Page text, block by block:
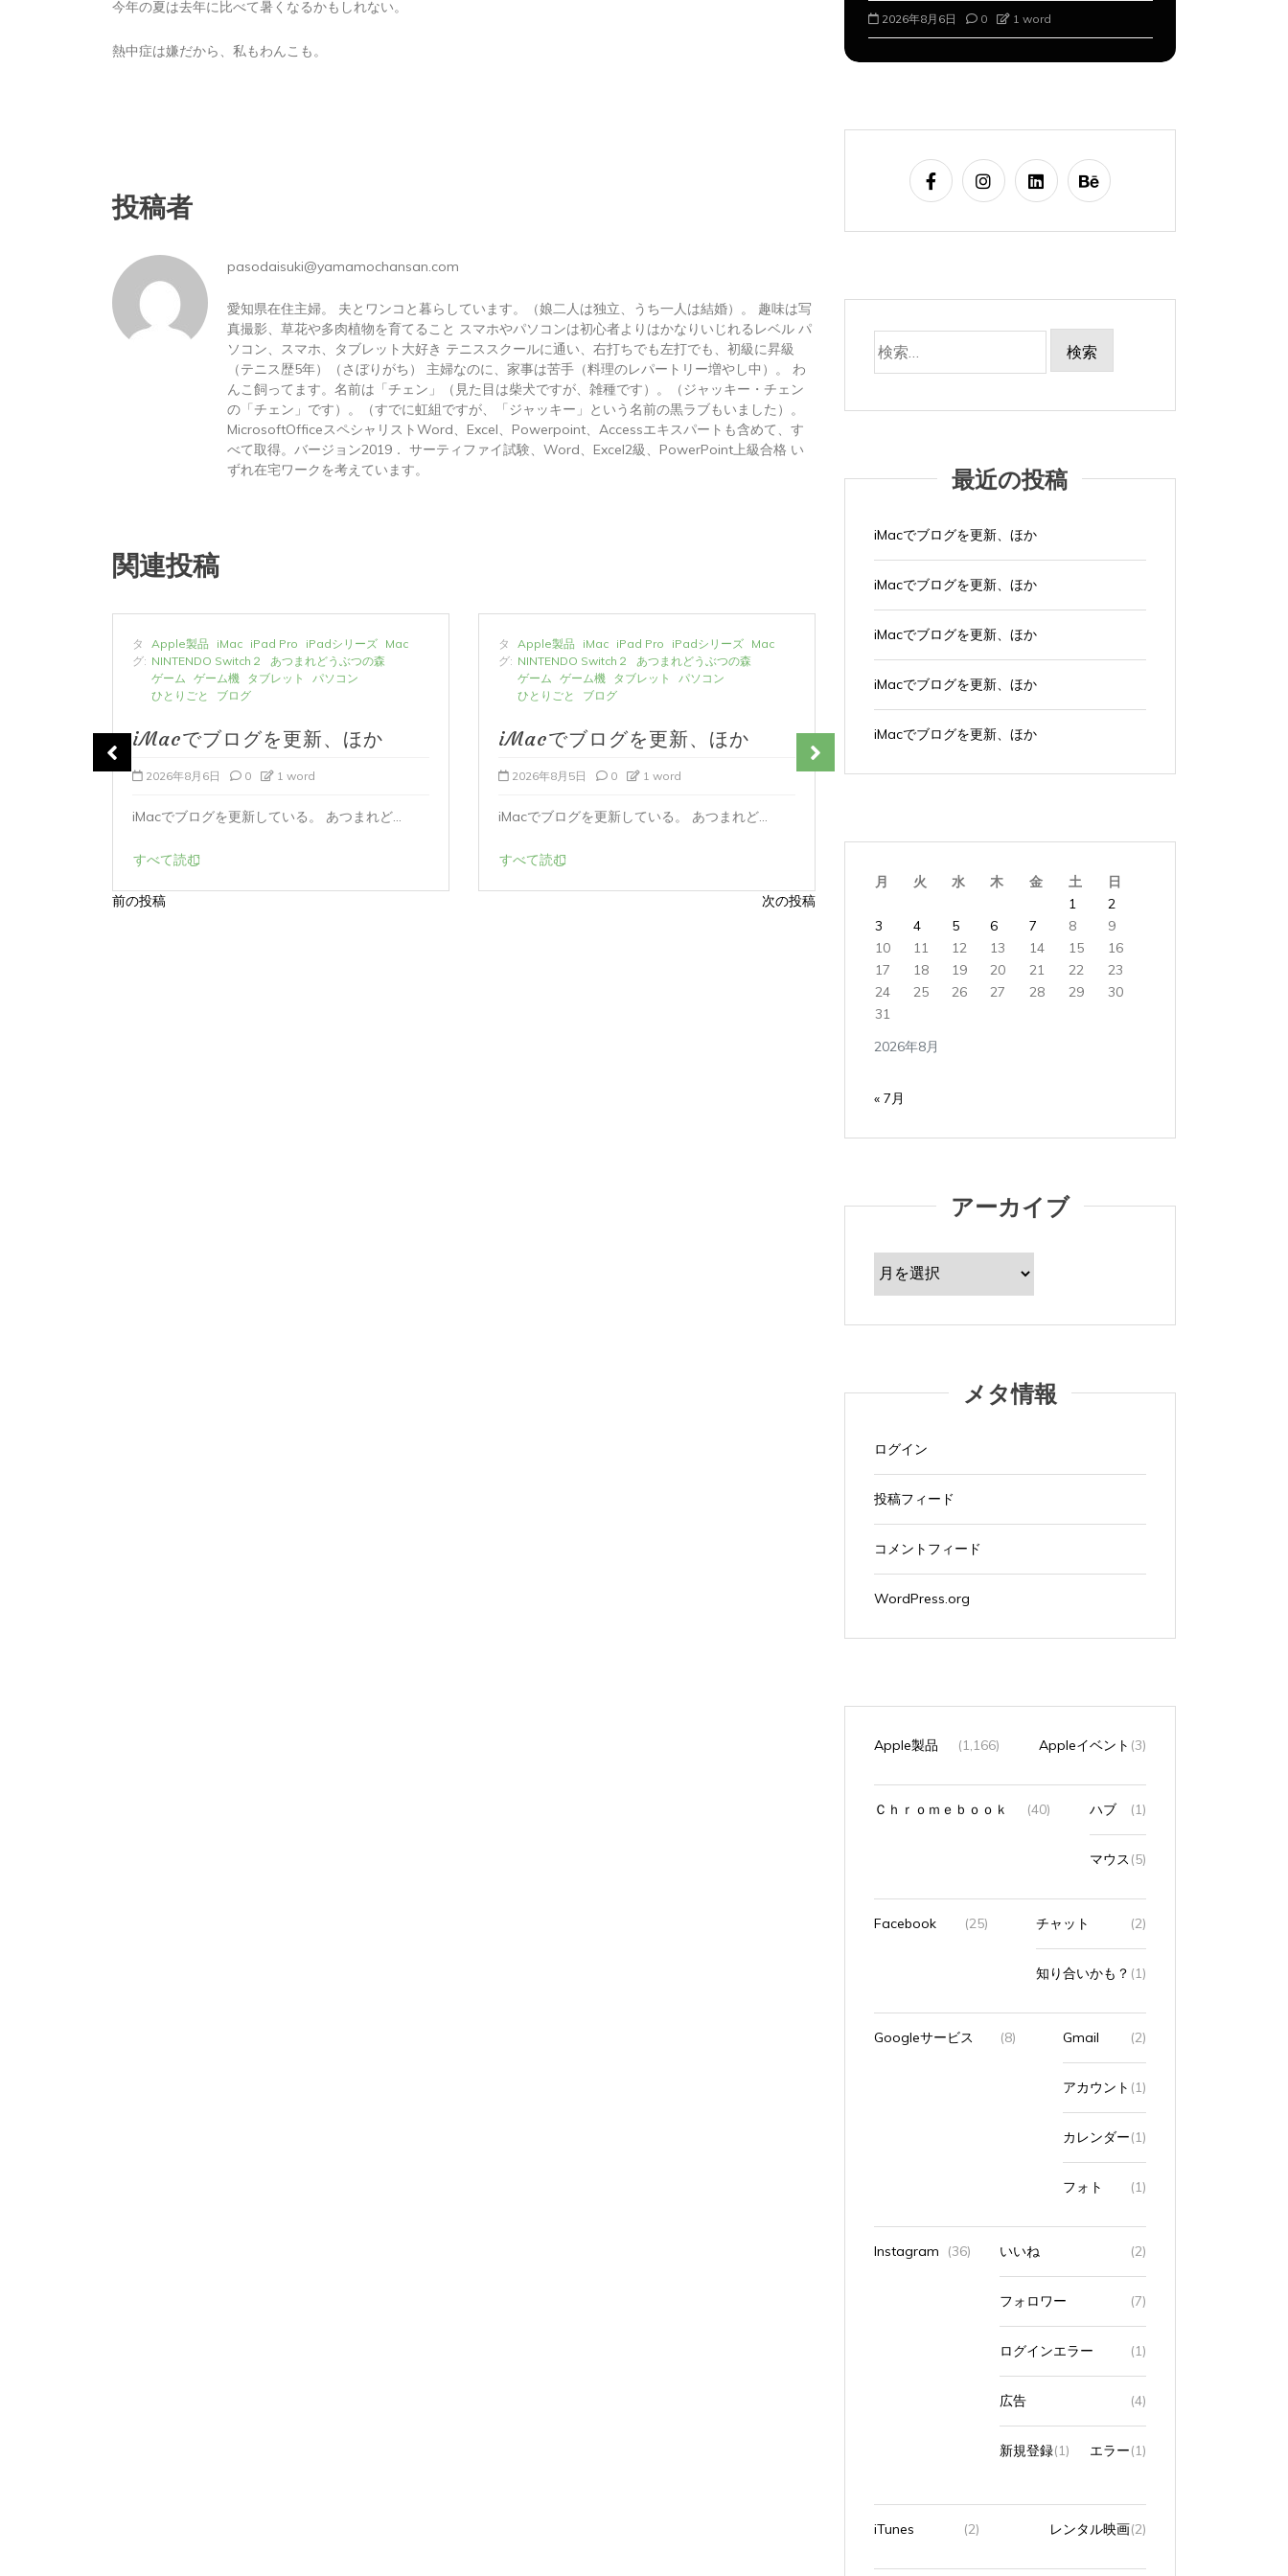
今年の夏は去年に比べて暑くなるかもしれない。
熱中症は嫌だから、私もわんこも。
投稿者
pasodaisuki@yamamochansan.com
愛知県在住主婦。 夫とワンコと暮らしています。（娘二人は独立、うち一人は結婚）。 趣味は写
真撮影、草花や多肉植物を育てること スマホやパソコンは初心者よりはかなりいじれるレベル パ
ソコン、スマホ、タブレット大好き テニススクールに通い、右打ちでも左打でも、初級に昇級
（テニス歴5年）（さぼりがち） 主婦なのに、家事は苦手（料理のレパートリー増やし中）。 わ
んこ飼ってます。名前は「チェン」（見た目は柴犬ですが、雑種です）。（ジャッキー・チェン
の「チェン」です）。（すでに虹組ですが、「ジャッキー」という名前の黒ラブもいました）。
MicrosoftOfficeスペシャリストWord、Excel、Powerpoint、Accessエキスパートも含めて、す
べて取得。バージョン2019． サーティファイ試験、Word、Excel2級、PowerPoint上級合格 い
ずれ在宅ワークを考えています。
関連投稿
タ
グ:
Apple製品 iMac iPad Pro iPadシリーズ Mac
NINTENDO Switch２
あつまれどうぶつの森
ゲーム ゲーム機 タブレット
パソコン
ひとりごと
ブログ
iMacでブログを更新、ほか
2026年8月6日 0 1 word
iMacでブログを更新している。 あつまれど...
すべて読む
タ
グ:
Apple製品 iMac iPad Pro iPadシリーズ Mac
NINTENDO Switch２
あつまれどうぶつの森
ゲーム ゲーム機 タブレット
パソコン
ひとりごと
ブログ
iMacでブログを更新、ほか
2026年8月5日 0 1 word
iMacでブログを更新している。 あつまれど...
すべて読む
タ
グ:
Apple製品 iMac iPad Pro
NINTENDO Switch２ あつまれどうぶつの森
ゲーム ゲーム機 タブレット
ひとりごと
ブログ
iMacでブログを更新、ほか
2026年8月4日 0 1 word
投
前の投稿 次の投稿
1 word 2026年8月6日 0 1 word
索:
最近の投稿
iMacでブログを更新、ほか
iMacでブログを更新、ほか
iMacでブログを更新、ほか
iMacでブログを更新、ほか
iMacでブログを更新、ほか
2026年8月
月 火 水 木 金 土
日
1
2
3
4 5 6 7 8
9
10
11 12 13 14 15
16
17
18 19 20 21 22
23
24
25 26 27 28 29
30
31
« 7月
アーカイブ
ー
カ
イ
メタ情報
ログイン
投稿フィード
コメントフィード
WordPress.org
Apple製品 (1,166) Appleイベント (3)
Ｃｈｒｏｍｅｂｏｏｋ (40) ハブ (1)
マウス (5)
Facebook (25) チャット (2)
知り合いかも？ (1)
Googleサービス (8) Gmail (2)
アカウント (1)
カレンダー(1)
フォト (1)
Instagram (36) いいね (2)
フォロワー (7)
ログインエラー (1)
広告 (4)
新規登録(1) エラー(1)
iTunes (2) レンタル映画(2)